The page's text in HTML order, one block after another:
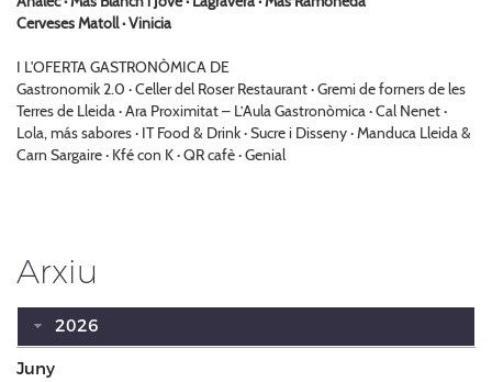
Cerveses Matoll · Vinicia
I L'OFERTA GASTRONÒMICA DE
Gastronomik 2.0 · Celler del Roser Restaurant · Gremi de forners de les
Terres de Lleida · Ara Proximitat – L’Aula Gastronòmica · Cal Nenet ·
Lola, más sabores · IT Food & Drink · Sucre i Disseny · Manduca Lleida &
Carn Sargaire · Kfé con K · QR cafè · Genial
Arxiu
2026
Juny